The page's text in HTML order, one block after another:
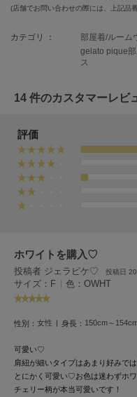
アイ
フィラ
FRAY I.D
フレイアイディー
FURFUR
ファーファー
GELATO PIQUE CAT&DOG
ジェラート ピケ キャットアンド
ジェラート ピケ スリープ
GRAMICCI
グラミチ
(店舗でお問い合わせの際には、上記品
カテゴリ ： 部屋着/ルーム
gelato pique
ス
14 件のカスタマーレビ
評価
ホワイトを購入♡
投稿者 ジェラピケ♡ 投稿日
サイズ：F | 色：OWHT
性別： 女性 身長： 150cm～
可愛い♡
肩紐が細いタイプはあまり好みで
とにかく可愛い♡お色は迷わずホ
チェリー柄が本当可愛いです！